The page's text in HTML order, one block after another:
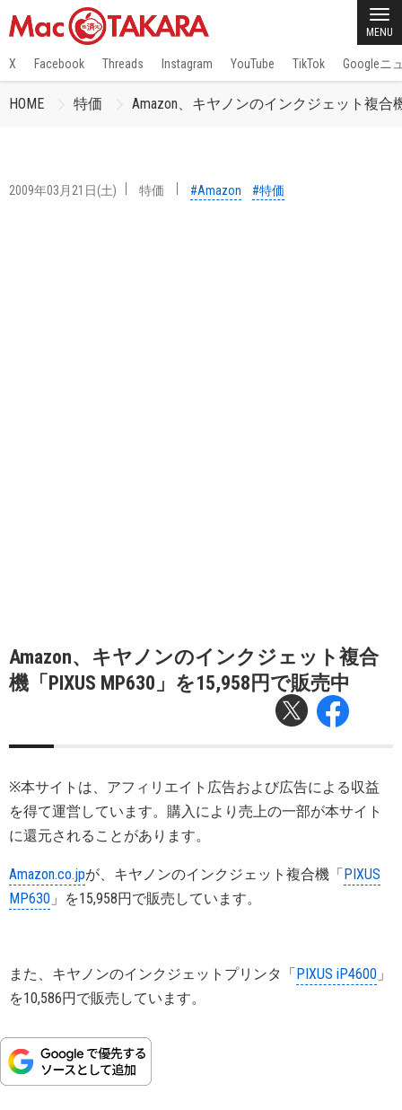
MENU
X Facebook Threads Instagram YouTube TikTok Googleニ
HOME 特価 Amazon、キヤノンのインクジェット複合
2009年03月21日(土) 特価 #Amazon #特価
Amazon、キヤノンのインクジェット複合
機「PIXUS MP630」を15,958円で販売中
※本サイトは、アフィリエイト広告および広告による収益
を得て運営しています。購入により売上の一部が本サイト
に還元されることがあります。
Amazon.co.jpが、キヤノンのインクジェット複合機「PIXUS
MP630 」を15,958円で販売しています。
また、キヤノンのインクジェットプリンタ「PIXUS iP4600 」
を10,586円で販売しています。